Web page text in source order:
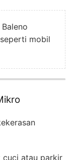
mobil
cuci atau parkir